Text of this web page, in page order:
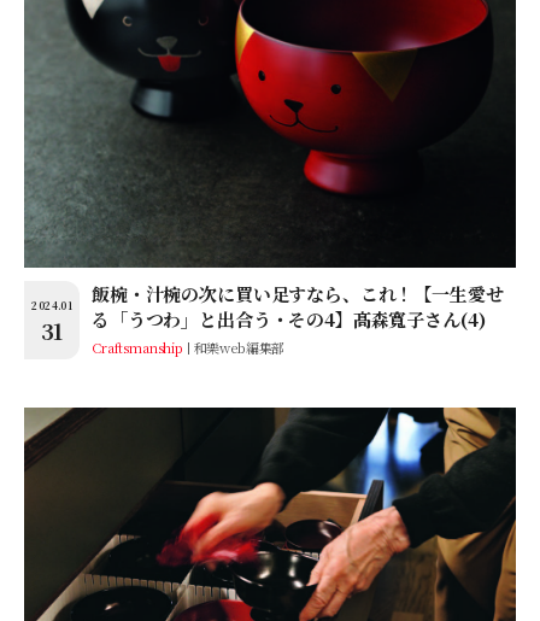
2024.01
31
飯椀・汁椀の次に買い足すなら、これ！【一生愛せ
る「うつわ」と出合う・その4】髙森寬子さん(4)
Craftsmanship 和樂web編集部